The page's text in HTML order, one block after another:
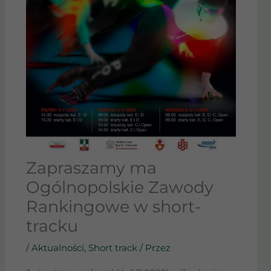
Zapraszamy ma
Ogólnopolskie Zawody
Rankingowe w short-
tracku
/ Aktualności, Short track/ Przez